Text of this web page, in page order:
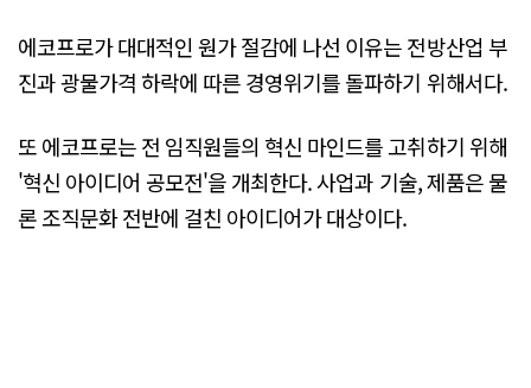
에코프로가 대대적인 원가 절감에 나선 이유는 전방산업 부
진과 광물가격 하락에 따른 경영위기를 돌파하기 위해서다.
또 에코프로는 전 임직원들의 혁신 마인드를 고취하기 위해
'혁신 아이디어 공모전'을 개최한다. 사업과 기술, 제품은 물
론 조직문화 전반에 걸친 아이디어가 대상이다.